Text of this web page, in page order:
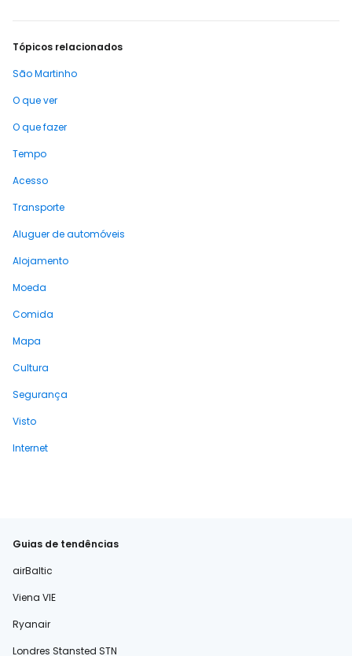
Tópicos relacionados
São Martinho
O que ver
O que fazer
Tempo
Acesso
Transporte
Aluguer de automóveis
Alojamento
Moeda
Comida
Mapa
Cultura
Segurança
Visto
Internet
Guias de tendências
airBaltic
Viena VIE
Ryanair
Londres Stansted STN